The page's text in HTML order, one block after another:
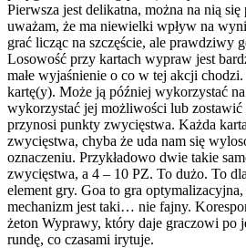
Pierwsza jest delikatna, można na nią
uważam, że ma niewielki wpływ na
grać licząc na szczęście, ale prawdziwy
Losowość przy kartach wypraw jest
małe wyjaśnienie o co w tej akcji
kartę(y). Może ją później wykorzystać
wykorzystać jej możliwości lub
przynosi punkty zwycięstwa. Każda
zwycięstwa, chyba że uda nam się
oznaczeniu. Przykładowo dwie takie
zwycięstwa, a 4 – 10 PZ. To dużo. To
element gry. Goa to gra
mechanizm jest taki… nie fajny.
żeton Wyprawy, który daje graczowi po
rundę, co czasami irytuje.